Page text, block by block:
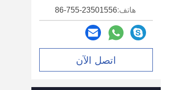
هاتف:86-755-23501556
اتصل الآن